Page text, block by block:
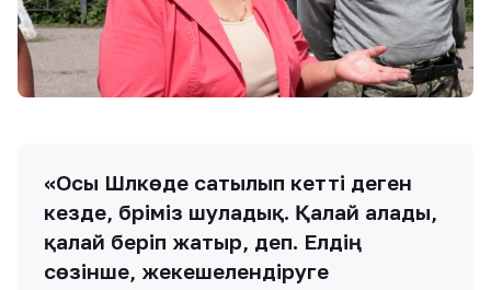
«Осы Шәлкөде сатылып кетті деген
кезде, бәріміз шуладық. Қалай алады,
қалай беріп жатыр, деп. Елдің
сөзінше, жекешелендіруге